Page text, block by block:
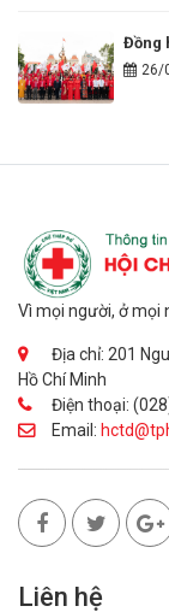
Đồng
26/
Vì mọi người, ở mọi
Địa chỉ: 201
Hồ Chí Minh
Điện thoại:
Email:
Liên hệ